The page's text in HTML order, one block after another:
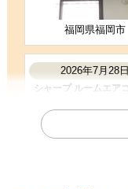
福岡県福岡市
2026年7月28日
シャープ ルームエア